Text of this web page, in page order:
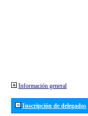
Información general
Inscripción de delegados